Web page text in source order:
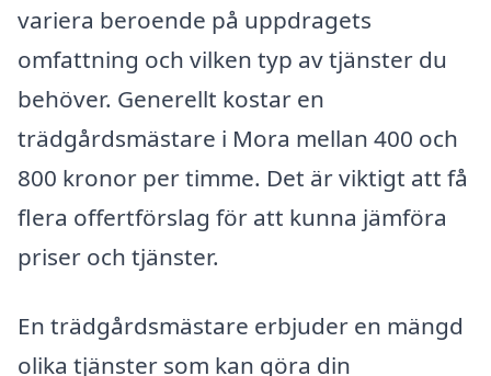
variera beroende på uppdragets
omfattning och vilken typ av tjänster du
behöver. Generellt kostar en
trädgårdsmästare i Mora mellan 400 och
800 kronor per timme. Det är viktigt att få
flera offertförslag för att kunna jämföra
priser och tjänster.
En trädgårdsmästare erbjuder en mängd
olika tjänster som kan göra din